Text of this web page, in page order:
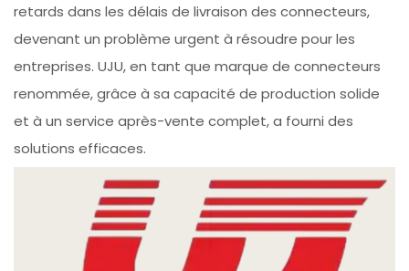
retards dans les délais de livraison des connecteurs,
devenant un problème urgent à résoudre pour les
entreprises. UJU, en tant que marque de connecteurs
renommée, grâce à sa capacité de production solide
et à un service après-vente complet, a fourni des
solutions efficaces.